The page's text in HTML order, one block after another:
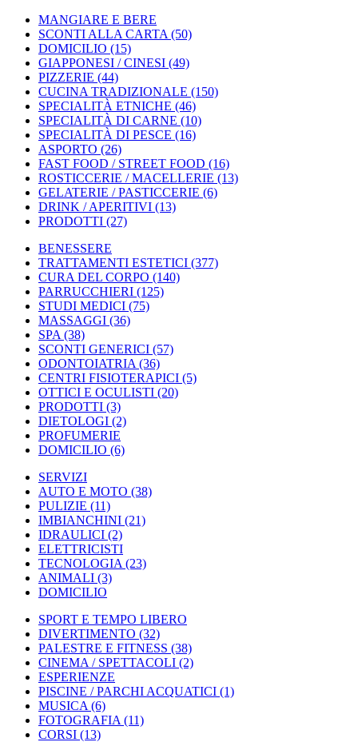
MANGIARE E BERE
SCONTI ALLA CARTA (50)
DOMICILIO (15)
GIAPPONESI / CINESI (49)
PIZZERIE (44)
CUCINA TRADIZIONALE (150)
SPECIALITÀ ETNICHE (46)
SPECIALITÀ DI CARNE (10)
SPECIALITÀ DI PESCE (16)
ASPORTO (26)
FAST FOOD / STREET FOOD (16)
ROSTICCERIE / MACELLERIE (13)
GELATERIE / PASTICCERIE (6)
DRINK / APERITIVI (13)
PRODOTTI (27)
BENESSERE
TRATTAMENTI ESTETICI (377)
CURA DEL CORPO (140)
PARRUCCHIERI (125)
STUDI MEDICI (75)
MASSAGGI (36)
SPA (38)
SCONTI GENERICI (57)
ODONTOIATRIA (36)
CENTRI FISIOTERAPICI (5)
OTTICI E OCULISTI (20)
PRODOTTI (3)
DIETOLOGI (2)
PROFUMERIE
DOMICILIO (6)
SERVIZI
AUTO E MOTO (38)
PULIZIE (11)
IMBIANCHINI (21)
IDRAULICI (2)
ELETTRICISTI
TECNOLOGIA (23)
ANIMALI (3)
DOMICILIO
SPORT E TEMPO LIBERO
DIVERTIMENTO (32)
PALESTRE E FITNESS (38)
CINEMA / SPETTACOLI (2)
ESPERIENZE
PISCINE / PARCHI ACQUATICI (1)
MUSICA (6)
FOTOGRAFIA (11)
CORSI (13)